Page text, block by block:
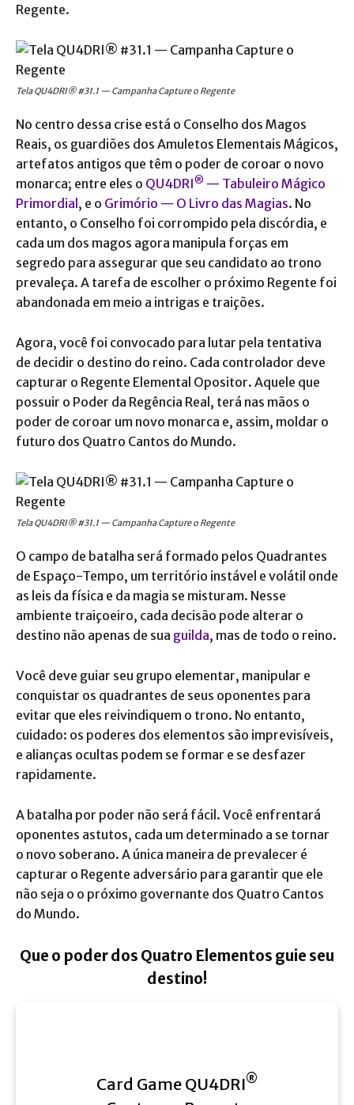
Regente.
Tela QU4DRI® #31.1 — Campanha Capture o Regente
No centro dessa crise está o Conselho dos Magos
Reais, os guardiões dos Amuletos Elementais Mágicos,
artefatos antigos que têm o poder de coroar o novo
monarca; entre eles o QU4DRI® — Tabuleiro Mágico
Primordial, e o Grimório — O Livro das Magias. No
entanto, o Conselho foi corrompido pela discórdia, e
cada um dos magos agora manipula forças em
segredo para assegurar que seu candidato ao trono
prevaleça. A tarefa de escolher o próximo Regente foi
abandonada em meio a intrigas e traições.
Agora, você foi convocado para lutar pela tentativa
de decidir o destino do reino. Cada controlador deve
capturar o Regente Elemental Opositor. Aquele que
possuir o Poder da Regência Real, terá nas mãos o
poder de coroar um novo monarca e, assim, moldar o
futuro dos Quatro Cantos do Mundo.
Tela QU4DRI® #31.1 — Campanha Capture o Regente
O campo de batalha será formado pelos Quadrantes
de Espaço-Tempo, um território instável e volátil onde
as leis da física e da magia se misturam. Nesse
ambiente traiçoeiro, cada decisão pode alterar o
destino não apenas de sua guilda, mas de todo o reino.
Você deve guiar seu grupo elementar, manipular e
conquistar os quadrantes de seus oponentes para
evitar que eles reivindiquem o trono. No entanto,
cuidado: os poderes dos elementos são imprevisíveis,
e alianças ocultas podem se formar e se desfazer
rapidamente.
A batalha por poder não será fácil. Você enfrentará
oponentes astutos, cada um determinado a se tornar
o novo soberano. A única maneira de prevalecer é
capturar o Regente adversário para garantir que ele
não seja o o próximo governante dos Quatro Cantos
do Mundo.
Que o poder dos Quatro Elementos guie seu
destino!
Card Game QU4DRI®